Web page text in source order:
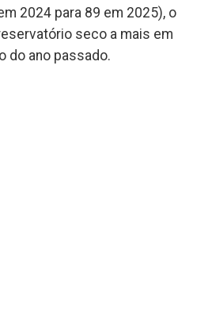
2024 para 89 em 2025), o
seco a mais em
do ano passado.